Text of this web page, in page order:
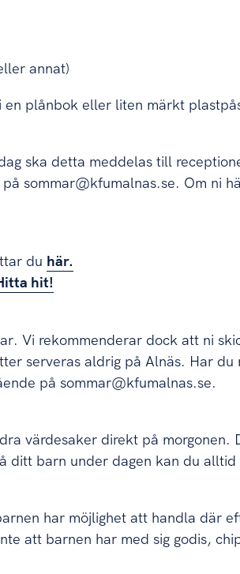
annat)
en plånbok eller liten märkt
ska detta meddelas till
sommar@kfumalnas.se. Om ni
du här.
hit!
Vi rekommenderar dock att ni
serveras aldrig på Alnäs. Har
på sommar@kfumalnas.se.
värdesaker direkt på
ditt barn under dagen kan du
har möjlighet att handla där
att barnen har med sig godis,